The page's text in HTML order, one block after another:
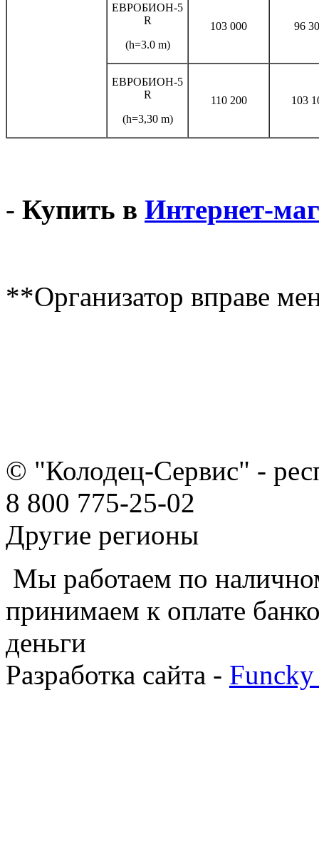
ЕВРОБИОН-5
R
(h=3.0 m)
103 000 96
ЕВРОБИОН-5
R
(h=3,30 m)
110 200 103
- Купить в Интернет-
**Организатор вправе
© "Колодец-Сервис" -
8 800 775-25-02
Другие регионы
Мы работаем по
принимаем к оплате
деньги
Разработка сайта -